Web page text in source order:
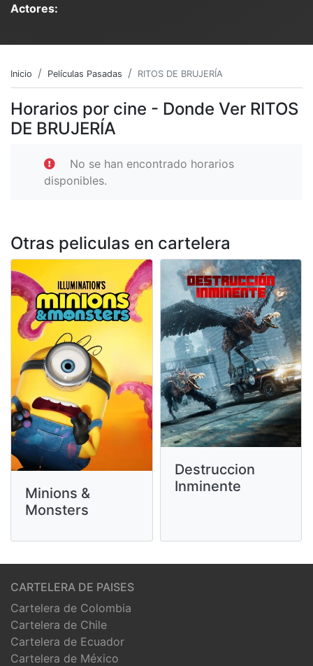
Actores:
Inicio Películas Pasadas RITOS DE BRUJERÍA
Horarios por cine - Donde Ver RITOS
DE BRUJERÍA
No se han encontrado horarios
disponibles.
Otras peliculas en cartelera
Minions &
Monsters
Destruccion
Inminente
CARTELERA DE PAISES
Cartelera de Colombia
Cartelera de Chile
Cartelera de Ecuador
Cartelera de México